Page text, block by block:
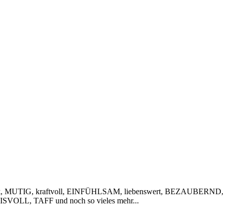
kraftvoll, EINFÜHLSAM, liebenswert, BEZAUBERND,
TAFF und noch so vieles mehr...